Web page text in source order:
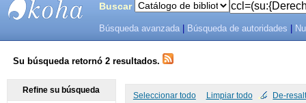
SISTEMAS
DE
Buscar
Búsqueda avanzada Búsqueda de autoridades
Su búsqueda retornó 2 resultados.
Seleccionar todo Limpiar todo De-
Refine su búsqueda